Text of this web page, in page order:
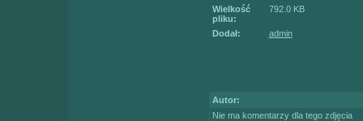
Wielkość
pliku:
792.0 KB
Dodał: admin
Autor:
Nie ma komentarzy dla tego zdjęcia